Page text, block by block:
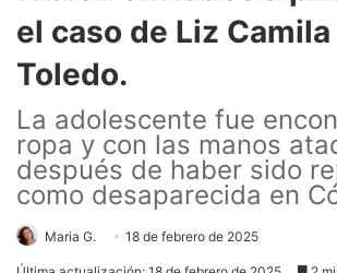
el caso de Liz
Toledo.
La adolescente fue
ropa y con las manos
después de haber sido
como desaparecida en
Maria G. 18 de febrero de 2025